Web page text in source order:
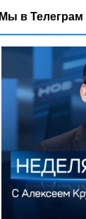
Мы в Телеграм